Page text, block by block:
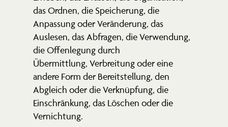
das Ordnen, die Speicherung, die
Anpassung oder Verän­derung, das
Auslesen, das Abfragen, die Verwendung,
die Offen­legung durch
Übermittlung, Verbreitung oder eine
andere Form der Bereit­stellung, den
Abgleich oder die Verknüpfung, die
Einschränkung, das Löschen oder die
Vernichtung.